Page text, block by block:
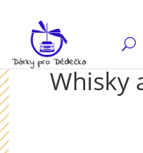
Whisky